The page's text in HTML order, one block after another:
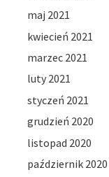
maj 2021
kwiecień 2021
marzec 2021
luty 2021
styczeń 2021
grudzień 2020
listopad 2020
październik 2020